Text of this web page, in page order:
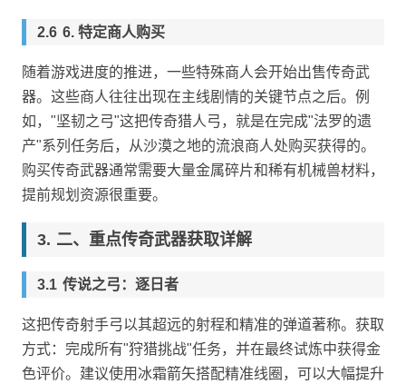
6. 特定商人购买
随着游戏进度的推进，一些特殊商人会开始出售传奇武
器。这些商人往往出现在主线剧情的关键节点之后。例
如，"坚韧之弓"这把传奇猎人弓，就是在完成"法罗的遗
产"系列任务后，从沙漠之地的流浪商人处购买获得的。
购买传奇武器通常需要大量金属碎片和稀有机械兽材料，
提前规划资源很重要。
二、重点传奇武器获取详解
传说之弓：逐日者
这把传奇射手弓以其超远的射程和精准的弹道著称。获取
方式：完成所有"狩猎挑战"任务，并在最终试炼中获得金
色评价。建议使用冰霜箭矢搭配精准线圈，可以大幅提升